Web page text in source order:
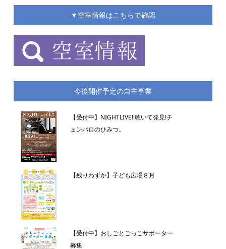
▼空室情報はこちらで確認
今後開催予定の自主事業
【受付中】NIGHTLIVE!!聴いて発見!チ
ェンバロのひみつ。
【残りわずか】子ども広場８月
【受付中】おしごとごっこサポーター
募集